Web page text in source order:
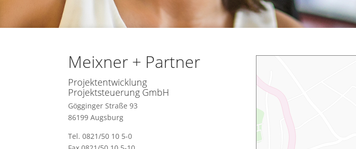
Meixner + Partner
Projektentwicklung
Projektsteuerung GmbH
Gögginger Straße 93
86199 Augsburg
Tel. 0821/50 10 5-0